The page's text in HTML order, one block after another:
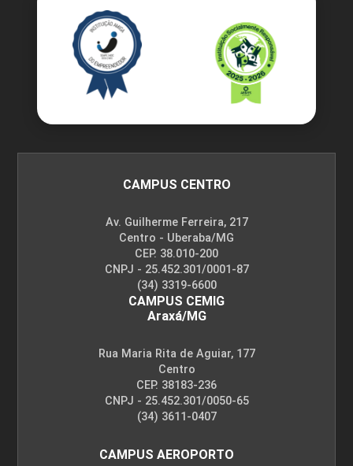
CAMPUS CENTRO
Av. Guilherme Ferreira, 217
Centro - Uberaba/MG
CEP. 38.010-200
CNPJ - 25.452.301/0001-87
(34) 3319-6600
CAMPUS CEMIG
Araxá/MG
Rua Maria Rita de Aguiar, 177
Centro
CEP. 38183-236
CNPJ - 25.452.301/0050-65
(34) 3611-0407
CAMPUS AEROPORTO